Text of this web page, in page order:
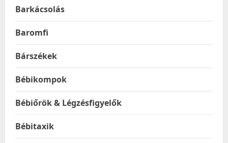
Barkácsolás
Baromfi
Bárszékek
Bébikompok
Bébiőrök & Légzésfigyelők
Bébitaxik